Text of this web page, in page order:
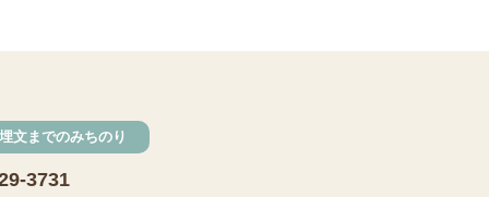
埋文までのみちのり
3731